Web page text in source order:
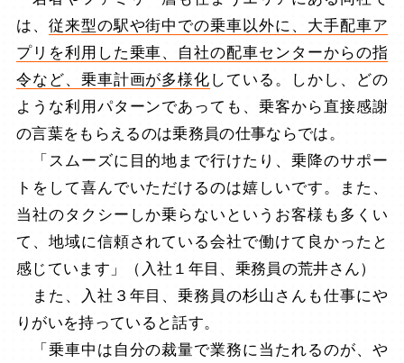
は、 従来型の駅や街中での乗車以外に、大手配車ア
プリを利用した乗車、自社の配車センターからの指
令など、乗車計画が多様化 している。しかし、どの
ような利用パターンであっても、乗客から直接感謝
の言葉をもらえるのは乗務員の仕事ならでは。
「スムーズに目的地まで行けたり、乗降のサポー
トをして喜んでいただけるのは嬉しいです。また、
当社のタクシーしか乗らないというお客様も多くい
て、地域に信頼されている会社で働けて良かったと
感じています」（入社１年目、乗務員の荒井さん）
また、入社３年目、乗務員の杉山さんも仕事にや
りがいを持っていると話す。
「乗車中は自分の裁量で業務に当たれるのが、や